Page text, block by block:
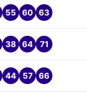
55 60 63
38 64 71
44 57 66